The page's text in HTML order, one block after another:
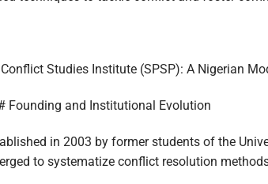
Studies Institute (SPSP): A Nigerian
Founding and Institutional Evolution
in 2003 by former students of the
to systematize conflict resolution